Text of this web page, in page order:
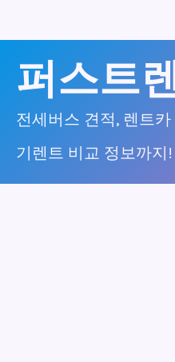
너
퍼스트
전세버스 견적, 렌트카
기렌트 비교 정보까지!